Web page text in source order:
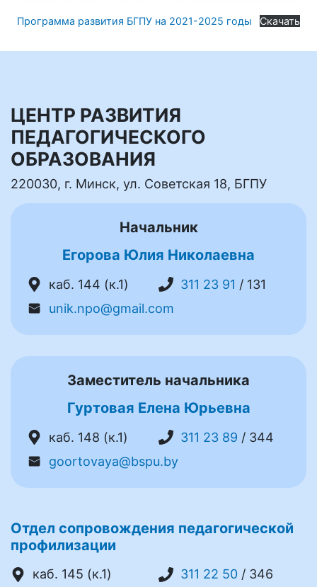
Программа развития БГПУ на 2021-2025 годы Скачать
ЦЕНТР РАЗВИТИЯ
ПЕДАГОГИЧЕСКОГО
ОБРАЗОВАНИЯ
220030, г. Минск, ул. Советская 18, БГПУ
Начальник
Егорова Юлия Николаевна
каб. 144 (к.1) 311 23 91 / 131
unik.npo@gmail.com
Заместитель начальника
Гуртовая Елена Юрьевна
каб. 148 (к.1) 311 23 89 / 344
goortovaya@bspu.by
Отдел сопровождения педагогической
профилизации
каб. 145 (к.1) 311 22 50 / 346